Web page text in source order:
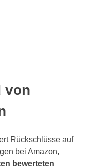
von
Rückschlüsse auf
bei Amazon,
bewerteten